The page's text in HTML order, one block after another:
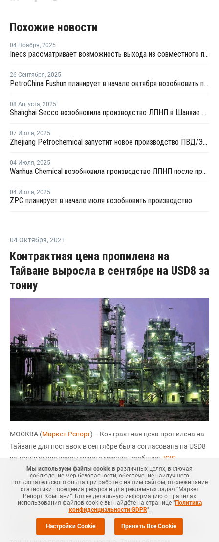
Похожие новости
04 Ноября, 2025
Ineos рассматривает возможность выхода из совместного предприятия Sinopec Petchems
26 Сентября, 2025
PetroChina Fushun планирует в начале октября возобновить производство ПНД в Фушуне
08 Августа, 2025
Shanghai Secco возобновила производство ЛПНП в Шанхае после ремонта
07 Июля, 2025
Zhejiang Petrochemical запустит новое производство ПВД/ЭВА в первом квартале 2026 года
04 Июля, 2025
Wanhua Chemical возобновила производство ЛПНП после профилактики
04 Июля, 2025
ZPC планирует в начале июля возобновить производство
04 Октября, 2021
Контрактная цена пропилена на
Тайване выросла в сентябре на USD8 за
тонну
МОСКВА (Маркет Репорт) -- Контрактная цена пропилена на
Тайване для поставок в сентябре была согласована на USD8
за тонну выше предыдущего месяца, сообщает ICIS
Таким образом, контрактная цена пропилена в сентябре
была согласована на уровне USD1 050 за тонну, DEL по
сравнению с USD1 042 за тонну, DEL месяцем ранее.
сообщалось, что контрактная цена пропилена в
Тайване для поставок в июле была согласована на USD5 за
Мы используем файлы cookieв различных целях, включая
соблюдение мер безопасности, обеспечение наилучшего
пользовательского опыта при работе с нашим сайтом, отслеживание
статистики посещения ресурса и для рекламных задач “Маркет
Репорт Компани”. Более детальную информацию о правилах
использования файлов cookie вы найдёте на странице "Политика
конфиденциальности GDPR".
Настройки Cookie Принять Все Cookie